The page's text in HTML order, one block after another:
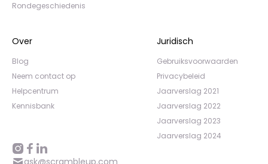
Rondegeschiedenis
Over
Blog
Neem contact op
Helpcentrum
Kennisbank
Juridisch
Gebruiksvoorwaarden
Privacybeleid
Jaarverslag 2021
Jaarverslag 2022
Jaarverslag 2023
Jaarverslag 2024